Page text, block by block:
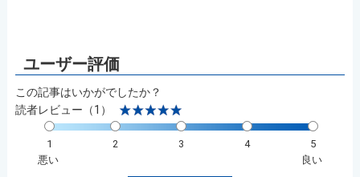
この記事はいかがでしたか？
読者レビュー（1）
1 2 3 4
5
悪い
良い